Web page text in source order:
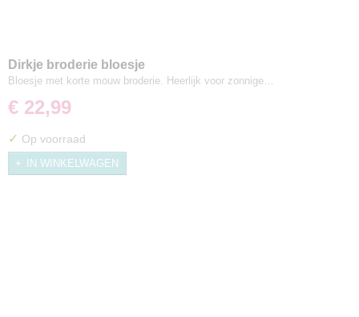
Dirkje broderie bloesje
Bloesje met korte mouw broderie. Heerlijk voor zonnige…
€ 22,99
✓ Op voorraad
IN WINKELWAGEN